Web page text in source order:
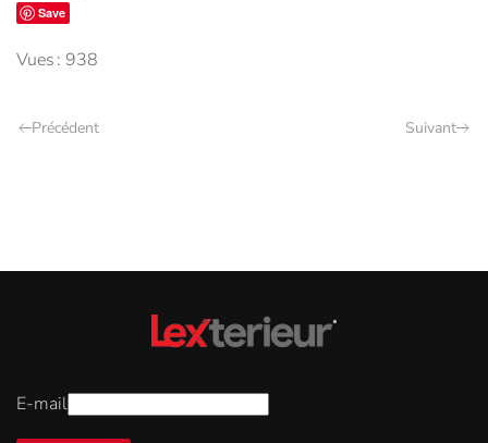
Save
Vues : 938
Précédent Suivant
E-mail